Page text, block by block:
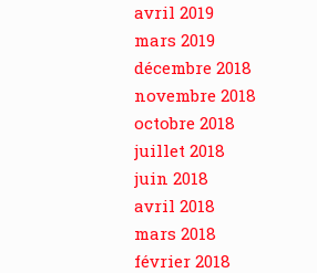
avril 2019
mars 2019
décembre 2018
novembre 2018
octobre 2018
juillet 2018
juin 2018
avril 2018
mars 2018
février 2018